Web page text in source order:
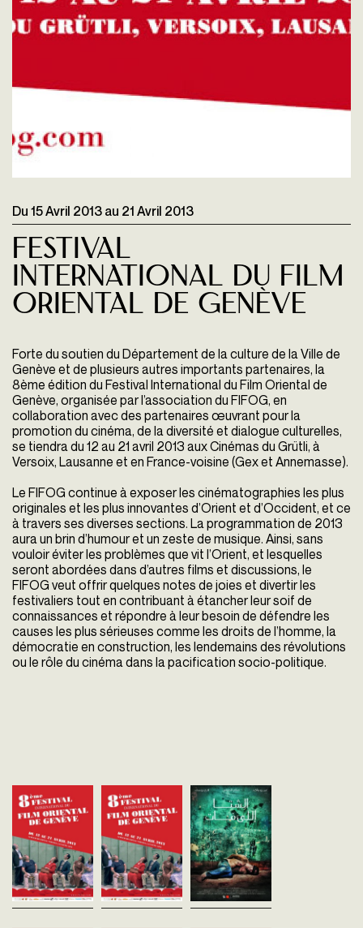
Du 15 Avril 2013 au 21 Avril 2013
Festival
International Du Film
Oriental De Genève
Forte du soutien du Département de la culture de la Ville de
Genève et de plusieurs autres importants partenaires, la
8ème édition du Festival International du Film Oriental de
Genève, organisée par l’association du FIFOG, en
collaboration avec des partenaires œuvrant pour la
promotion du cinéma, de la diversité et dialogue culturelles,
se tiendra du 12 au 21 avril 2013 aux Cinémas du Grütli, à
Versoix, Lausanne et en France-voisine (Gex et Annemasse).
Le FIFOG continue à exposer les cinématographies les plus
originales et les plus innovantes d’Orient et d’Occident, et ce
à travers ses diverses sections. La programmation de 2013
aura un brin d’humour et un zeste de musique. Ainsi, sans
vouloir éviter les problèmes que vit l’Orient, et lesquelles
seront abordées dans d’autres films et discussions, le
FIFOG veut offrir quelques notes de joies et divertir les
festivaliers tout en contribuant à étancher leur soif de
connaissances et répondre à leur besoin de défendre les
causes les plus sérieuses comme les droits de l’homme, la
démocratie en construction, les lendemains des révolutions
ou le rôle du cinéma dans la pacification socio-politique.
La bonne humeur - el gusto -
caractérise le Chaabi,
musique inventée au milieu
des années 1920 au coeur de
la Casbah d’Alger par le grand
musicien...
vost - 87'
Six histoires entrecroisées
autour de l'aspiration, la
déception, et l'espoir plaqué
sur la toile de fond d'un Caire
agité, elle-même sur à l'aube
du...
Egypte - 2012
vost - 94'
L'entrecroisement des
d’un crack de
activiste et torturé, d’un
officier de sécurité
d’une présentatrice de
télévision...
Le cochon de
Gaza
Orient-Express 7Orient-Express 11